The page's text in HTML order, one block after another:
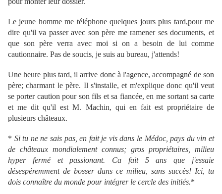
Le jeune homme me téléphone quelques jours plus tard,pour me
dire qu'il va passer avec son père me ramener ses documents, et
que son père verra avec moi si on a besoin de lui comme
cautionnaire. Pas de soucis, je suis au bureau, j'attends!
Une heure plus tard, il arrive donc à l'agence, accompagné de son
père; charmant le père. Il s'installe, et m'explique donc qu'il veut
se porter caution pour son fils et sa fiancée, en me sortant sa carte
et me dit qu'il est M. Machin, qui en fait est propriétaire de
plusieurs châteaux.
* Si tu ne ne sais pas, en fait je vis dans le Médoc, pays du vin et
de châteaux mondialement connus; gros propriétaires, milieu
hyper fermé et passionant. Ca fait 5 ans que j'essaie
désespéremment de bosser dans ce milieu, sans succès! Ici, tu
dois connaître du monde pour intégrer le cercle des initiés.*